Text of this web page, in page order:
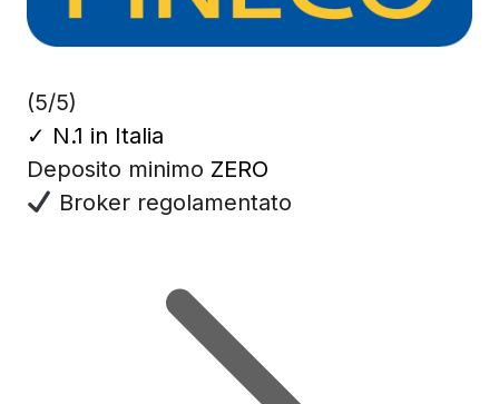
(5/5)
✓ N.1 in Italia
Deposito minimo ZERO
Broker regolamentato